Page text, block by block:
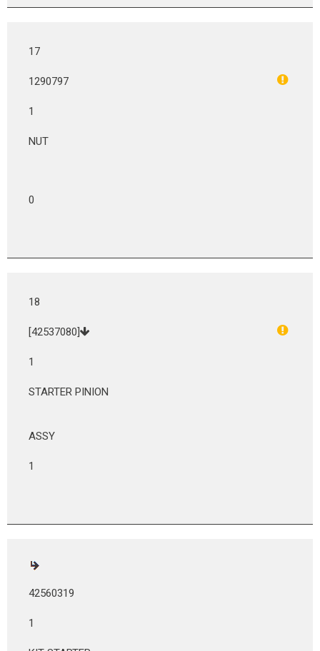
17
1290797
1
NUT
0
18
[42537080]
1
STARTER PINION
ASSY
1
42560319
1